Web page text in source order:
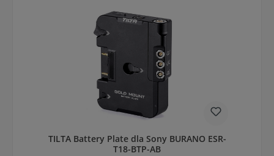
TILTA Battery Plate dla Sony BURANO ESR-
T18-BTP-AB